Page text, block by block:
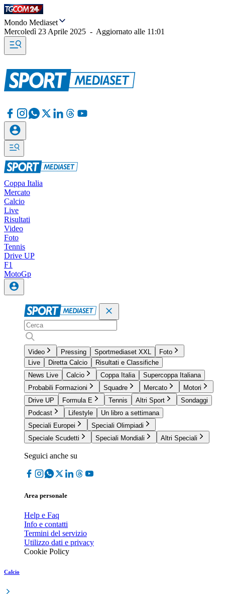
Mondo Mediaset
Mercoledì 23 Aprile 2025 - Aggiornato alle 11:01
Coppa Italia
Mercato
Calcio
Live
Risultati
Video
Foto
Tennis
Drive UP
F1
MotoGp
Video Pressing Sportmediaset XXL
Foto
Live
Diretta Calcio
Risultati e Classifiche
News Live
Calcio Coppa Italia
Supercoppa Italiana
Probabili Formazioni
Squadre Mercato
Motori
Drive UP
Formula E Tennis Altri Sport
Sondaggi
Podcast
Lifestyle
Un libro a settimana
Speciali Europei
Speciali Olimpiadi
Speciale Scudetti
Speciali Mondiali Altri Speciali
Seguici anche su
Area personale
Help e Faq
Info e contatti
Termini del servizio
Utilizzo dati e privacy
Cookie Policy
Calcio